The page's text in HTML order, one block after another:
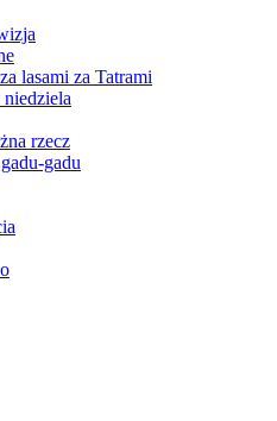
lasami za Tatrami
niedziela
rzecz
gadu